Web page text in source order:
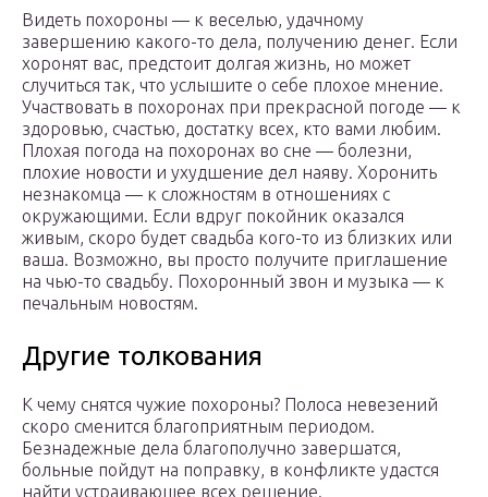
Видеть похороны — к веселью, удачному
завершению какого-то дела, получению денег. Если
хоронят вас, предстоит долгая жизнь, но может
случиться так, что услышите о себе плохое мнение.
Участвовать в похоронах при прекрасной погоде — к
здоровью, счастью, достатку всех, кто вами любим.
Плохая погода на похоронах во сне — болезни,
плохие новости и ухудшение дел наяву. Хоронить
незнакомца — к сложностям в отношениях с
окружающими. Если вдруг покойник оказался
живым, скоро будет свадьба кого-то из близких или
ваша. Возможно, вы просто получите приглашение
на чью-то свадьбу. Похоронный звон и музыка — к
печальным новостям.
Другие толкования
К чему снятся чужие похороны? Полоса невезений
скоро сменится благоприятным периодом.
Безнадежные дела благополучно завершатся,
больные пойдут на поправку, в конфликте удастся
найти устраивающее всех решение.